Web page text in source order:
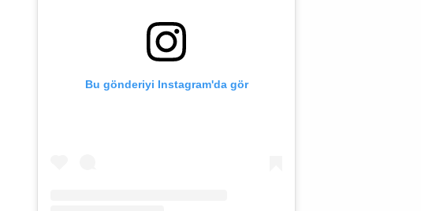
Bu gönderiyi Instagram'da gör